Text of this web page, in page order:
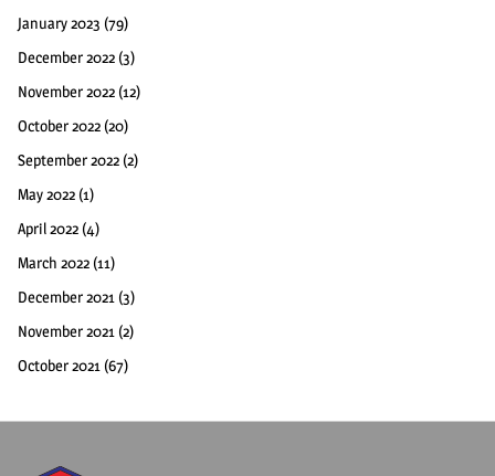
January 2023 (79)
December 2022 (3)
November 2022 (12)
October 2022 (20)
September 2022 (2)
May 2022 (1)
April 2022 (4)
March 2022 (11)
December 2021 (3)
November 2021 (2)
October 2021 (67)